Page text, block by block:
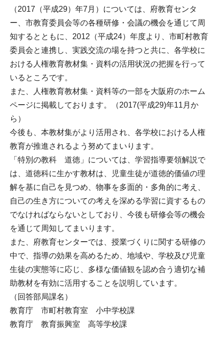
（2017（平成29）年7月）については、府教育センタ
ー、市教育委員会等の各種研修・会議の機会を通じて周
知するとともに、2012（平成24）年度より、市町村教育
委員会と連携し、実践交流の場を持つと共に、各学校に
おける人権教育教材集・資料の活用状況の把握を行って
いるところです。
また、人権教育教材集・資料等の一部を大阪府のホーム
ページに掲載しております。（2017(平成29)年11月か
ら）
今後も、本教材集がより活用され、各学校における人権
教育が推進されるよう努めてまいります。
「特別の教科 道徳」については、学習指導要領解説で
は、道徳科に生かす教材は、児童生徒が道徳的価値の理
解を基に自己を見つめ、物事を多面的・多角的に考え、
自己の生き方についての考えを深める学習に資するもの
でなければならないとしており、今後も研修会等の機会
を通じて周知してまいります。
また、府教育センターでは、授業づくりに関する研修の
中で、指導の効果を高めるため、地域や、学校及び児童
生徒の実態等に応じ、多様な価値観を認め合う適切な補
助教材を有効に活用することを説明しています。
（回答部局課名）
教育庁 市町村教育室 小中学校課
教育庁 教育振興室 高等学校課